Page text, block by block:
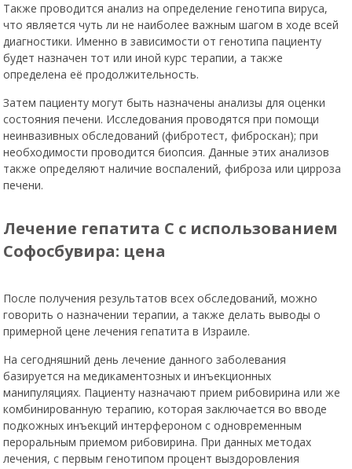
Также проводится анализ на определение генотипа вируса,
что является чуть ли не наиболее важным шагом в ходе всей
диагностики. Именно в зависимости от генотипа пациенту
будет назначен тот или иной курс терапии, а также
определена её продолжительность.
Затем пациенту могут быть назначены анализы для оценки
состояния печени. Исследования проводятся при помощи
неинвазивных обследований (фибротест, фиброскан); при
необходимости проводится биопсия. Данные этих анализов
также определяют наличие воспалений, фиброза или цирроза
печени.
Лечение гепатита С с использованием
Софосбувира: цена
После получения результатов всех обследований, можно
говорить о назначении терапии, а также делать выводы о
примерной цене лечения гепатита в Израиле.
На сегодняшний день лечение данного заболевания
базируется на медикаментозных и инъекционных
манипуляциях. Пациенту назначают прием рибовирина или же
комбинированную терапию, которая заключается во вводе
подкожных инъекций интерфероном с одновременным
пероральным приемом рибовирина. При данных методах
лечения, с первым генотипом процент выздоровления